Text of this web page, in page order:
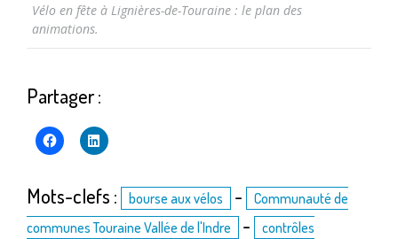
Vélo en fête à Lignières-de-Touraine : le plan des
animations.
Partager :
Mots-clefs : bourse aux vélos -
Communauté de
communes Touraine Vallée de l'Indre
-
contrôles